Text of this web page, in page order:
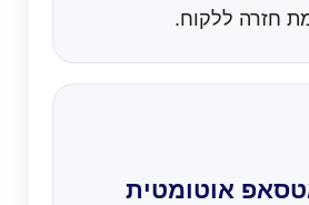
חזרה ללקוח.
אוטומטית